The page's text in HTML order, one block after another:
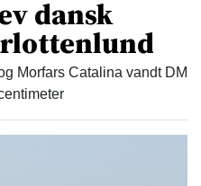
dansk
Morfars Catalina vandt DM